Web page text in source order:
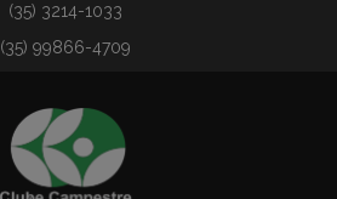
(35) 3214-1033
(35) 99866-4709